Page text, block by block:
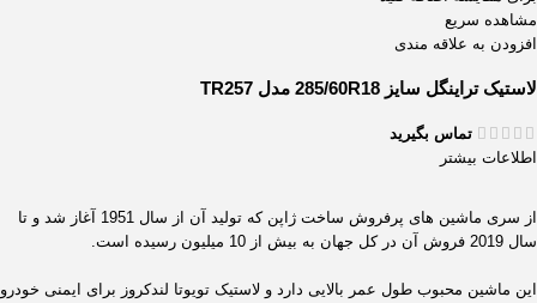
مشاهده سریع
افزودن به علاقه مندی
لاستیک تراینگل سایز 285/60R18 مدل TR257
تماس بگیرید
اطلاعات بیشتر
از سری ماشین های پرفروش ساخت ژاپن که تولید آن از سال 1951 آغاز شد و تا
سال 2019 فروش آن در کل جهان به بیش از 10 میلیون رسیده است.
این ماشین محبوب طول عمر بالایی دارد و لاستیک تویوتا لندکروز برای ایمنی خودرو